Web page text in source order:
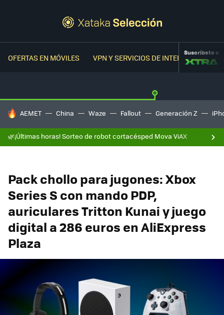
OFERTAS EN MÓVILES VPN Y SERVICIOS DE INTERNETSuscríbete a
HOY SE HABLA DE
AEMET China Waze Fallout Generación Z
🌿¡Últimas horas! Sorteo de robot cortacésped Mova ViAX
Pack chollo para jugones: Xbox
Series S con mando PDP,
auriculares Tritton Kunai y juego
digital a 286 euros en AliExpress
Plaza